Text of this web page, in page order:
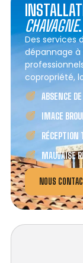
CHAVAGNE.
Des services
dépannage
copropriété,
ABSENCE
IMAGE
MAUVAISE
NOUS